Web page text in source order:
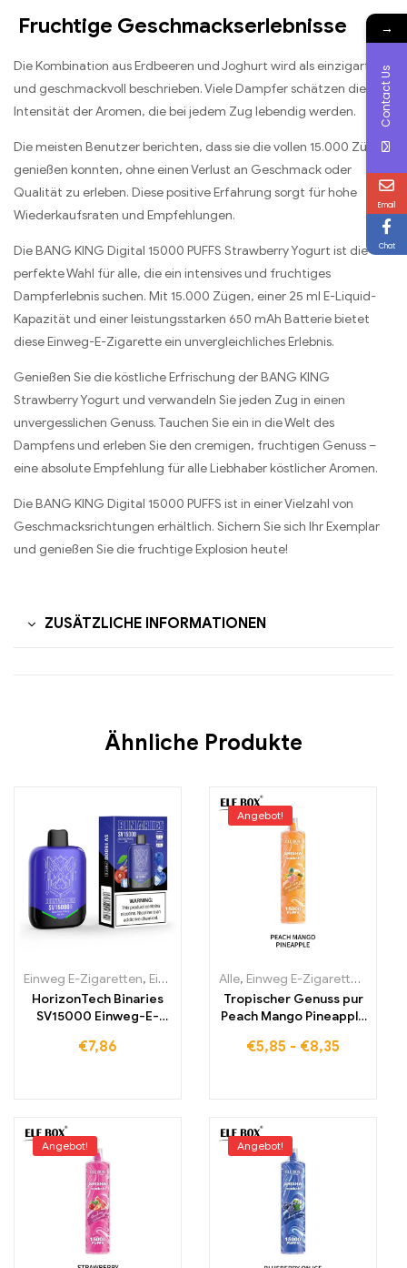
Fruchtige Geschmackserlebnisse
Die Kombination aus Erdbeeren und Joghurt wird als einzigartig
und geschmackvoll beschrieben. Viele Dampfer schätzen die
Intensität der Aromen, die bei jedem Zug lebendig werden.
Die meisten Benutzer berichten, dass sie die vollen 15.000 Züge
genießen konnten, ohne einen Verlust an Geschmack oder
Qualität zu erleben. Diese positive Erfahrung sorgt für hohe
Wiederkaufsraten und Empfehlungen.
Die BANG KING Digital 15000 PUFFS Strawberry Yogurt ist die
perfekte Wahl für alle, die ein intensives und fruchtiges
Dampferlebnis suchen. Mit 15.000 Zügen, einer 25 ml E-Liquid-
Kapazität und einer leistungsstarken 650 mAh Batterie bietet
diese Einweg-E-Zigarette ein unvergleichliches Erlebnis.
Genießen Sie die köstliche Erfrischung der BANG KING
Strawberry Yogurt und verwandeln Sie jeden Zug in einen
unvergesslichen Genuss. Tauchen Sie ein in die Welt des
Dampfens und erleben Sie den cremigen, fruchtigen Genuss –
eine absolute Empfehlung für alle Liebhaber köstlicher Aromen.
Die BANG KING Digital 15000 PUFFS ist in einer Vielzahl von
Geschmacksrichtungen erhältlich. Sichern Sie sich Ihr Exemplar
und genießen Sie die fruchtige Explosion heute!
ZUSÄTZLICHE INFORMATIONEN
Ähnliche Produkte
Einweg E-Zigaretten, Einweg-E-Zigaretten Irland ,Einweg-E-
HorizonTech Binaries
SV15000 Einweg-E-
€7,86
Angebot!
Alle, Einweg E-Zigaretten
Tropischer Genuss pur
Peach Mango Pineapple
Fruchtmix ELF BOX
€5,85 - €8,35
Angebot! Angebot!
→
Contact Us
Email
Chat